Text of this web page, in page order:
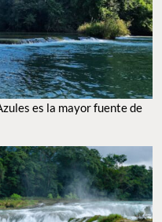
es la mayor fuente de